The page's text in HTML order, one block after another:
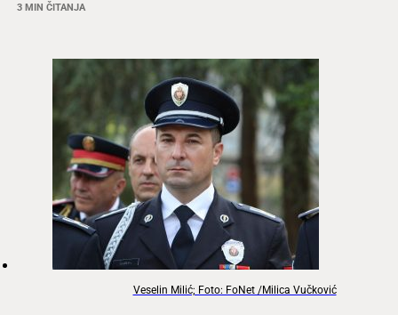
3 MIN ČITANJA
Veselin Milić; Foto: FoNet /Milica Vučković